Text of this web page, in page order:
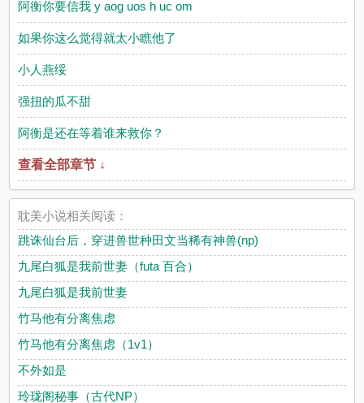
阿衡你要信我 y aog uos h uc om
如果你这么觉得就太小瞧他了
小人燕绥
强扭的瓜不甜
阿衡是还在等着谁来救你？
查看全部章节 ↓
耽美小说相关阅读：
跳诛仙台后，穿进兽世种田文当稀有神兽(np)
九尾白狐是我前世妻（futa 百合）
九尾白狐是我前世妻
竹马他有分离焦虑
竹马他有分离焦虑（1v1）
不外如是
玲珑阁秘事（古代NP）